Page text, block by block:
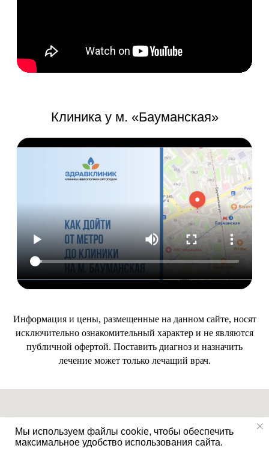
Информация и цены, размещенные на данном сайте, носят
исключительно ознакомительный характер и не являются
публичной офертой. Поставить диагноз и назначить
лечение может только лечащий врач.
Мы используем файлы cookie, чтобы обеспечить
максимальное удобство использования сайта.